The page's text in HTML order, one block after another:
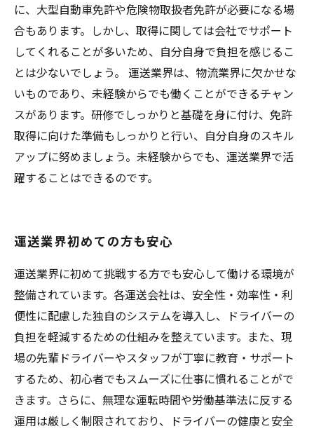
に、大型自動車免許や危険物取扱者免許が必要になる場
合もあります。しかし、取得に関しては会社でサポート
してくれることが多いため、自分自身で負担を感じるこ
とは少ないでしょう。 運送業界は、物流業界に欠かせな
いものであり、未経験からでも働くことができるチャン
スがあります。研修でしっかりと基礎を身に付け、免許
取得に向けた準備もしっかりと行い、自分自身のスキル
アップに努めましょう。未経験からでも、運送業界で活
躍することはできるのです。
運送業界初めての方も安心
運送業界に初めて挑戦する方でも安心して働ける環境が
整備されています。各運送会社は、安全性・効率性・利
便性に配慮した独自のシステムを導入し、ドライバーの
負担を軽減するための仕組みを整えています。また、現
場の先輩ドライバーやスタッフが丁寧に教育・サポート
するため、初心者でもスムーズに仕事に慣れることがで
きます。さらに、無理な運転時間や労働基準法に反する
運用は厳しく制限されており、ドライバーの健康と安全